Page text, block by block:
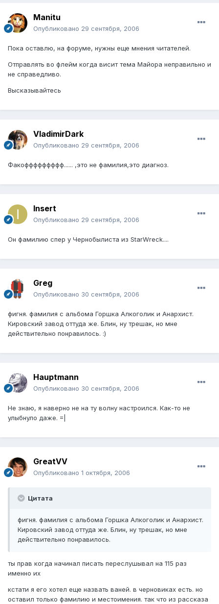
Manitu
Опубликовано 29 сентября, 2006
Пока оставлю, на форуме, нужны еще мнения читателей.
Отправлять во флейм когда висит тема Майора неправильно и
не справедливо.
Высказывайтесь
VladimirDark
Опубликовано 29 сентября, 2006
Факоффффффффф...... ,это не фамилия,это диагноз.
Insert
Опубликовано 29 сентября, 2006
Он фамилию спер у Чернобылиста из StarWreck....
Greg
Опубликовано 30 сентября, 2006
фигня. фамилия с альбома Горшка Алкоголик и Анархист.
Кировский завод оттуда же. Блин, ну трешак, но мне
действительно понравилось. :)
Hauptmann
Опубликовано 30 сентября, 2006
Не знаю, я наверно не на ту волну настроился. Как-то не
улыбнуло даже. =|
GreatVV
Опубликовано 1 октября, 2006
Цитата
фигня. фамилия с альбома Горшка Алкоголик и Анархист.
Кировский завод оттуда же. Блин, ну трешак, но мне
действительно понравилось.
ты прав когда начинал писать переслушывал на 115 раз
именно их
кстати я его хотел еще назвать ваней. в черновиках есть. но
оставил только фамилию и местоимения. так что из рассказа